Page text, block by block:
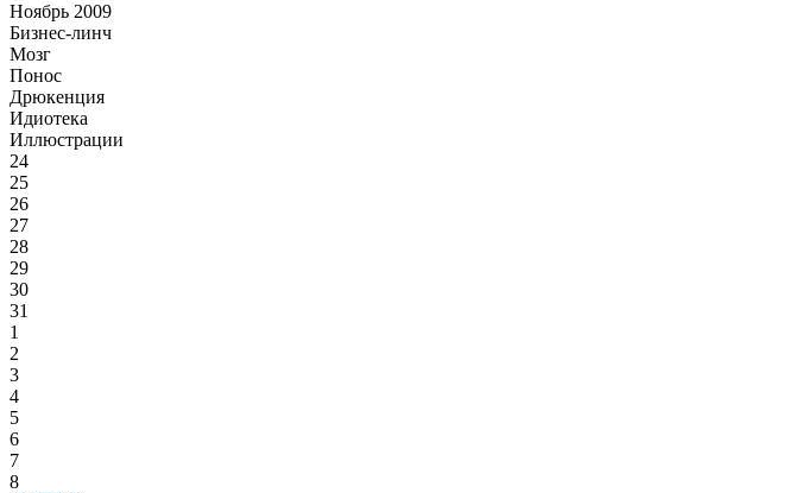
Ноябрь 2009
Бизнес-линч
Мозг
Понос
Дрюкенция
Идиотека
Иллюстрации
24
25
26
27
28
29
30
31
1
2
3
4
5
6
7
8